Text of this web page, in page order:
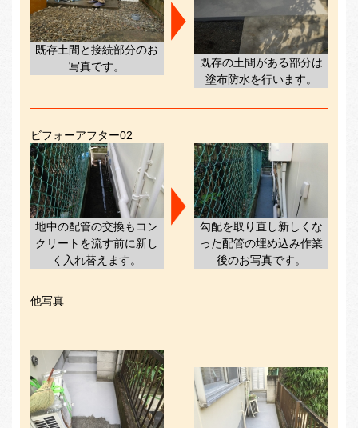
既存土間と接続部分のお
写真です。
既存の土間がある部分は
塗布防水を行います。
ビフォーアフター02
地中の配管の交換もコン
クリートを流す前に新し
く入れ替えます。
勾配を取り直し新しくな
った配管の埋め込み作業
後のお写真です。
他写真